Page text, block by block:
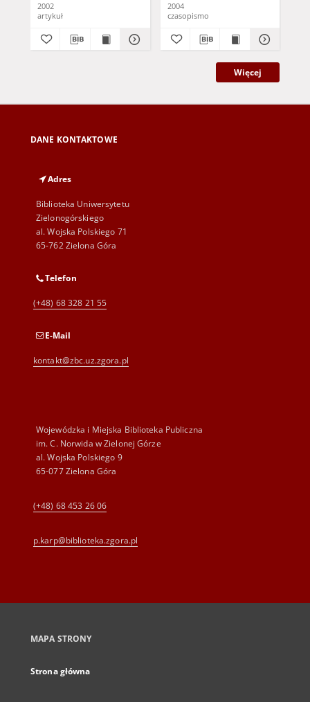
2002
artykuł
2004
czasopismo
Więcej
DANE KONTAKTOWE
Adres
Biblioteka Uniwersytetu
Zielonogórskiego
al. Wojska Polskiego 71
65-762 Zielona Góra
Telefon
(+48) 68 328 21 55
E-Mail
kontakt@zbc.uz.zgora.pl
Wojewódzka i Miejska Biblioteka Publiczna
im. C. Norwida w Zielonej Górze
al. Wojska Polskiego 9
65-077 Zielona Góra
(+48) 68 453 26 06
p.karp@biblioteka.zgora.pl
MAPA STRONY
Strona główna